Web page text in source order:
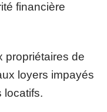
financière
propriétaires de
loyers impayés
locatifs.